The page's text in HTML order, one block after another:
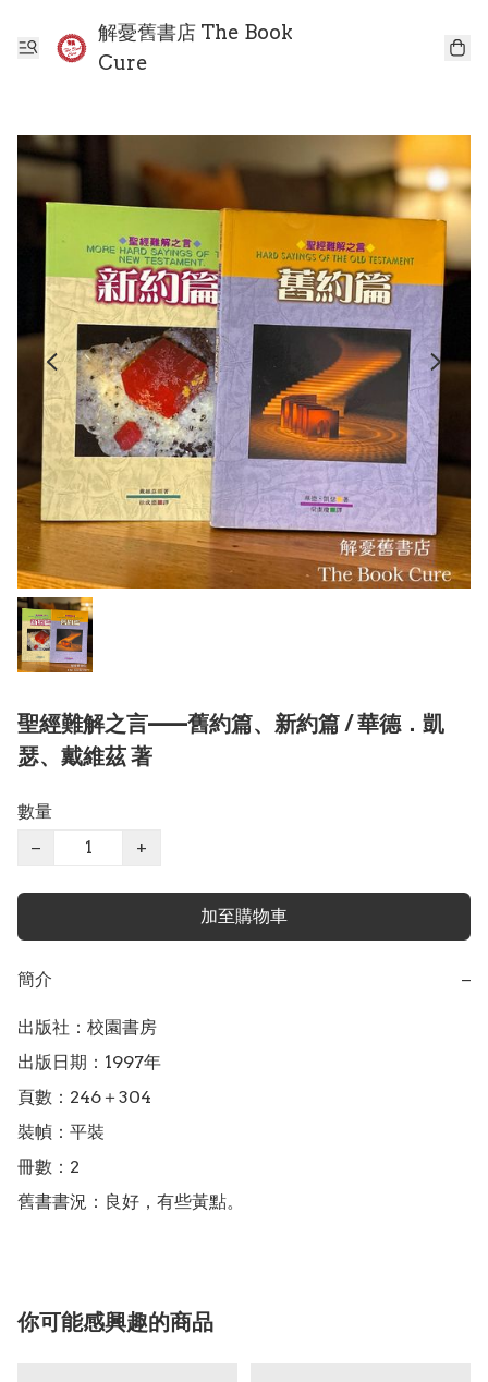
解憂舊書店 The Book
Cure
聖經難解之言——舊約篇、新約篇 / 華德．凱
瑟、戴維茲 著
數量
−
+
加至購物車
簡介 −
出版社：校園書房
出版日期：1997年
頁數：246＋304
裝幀：平裝
冊數：2
舊書書況：良好，有些黃點。
你可能感興趣的商品